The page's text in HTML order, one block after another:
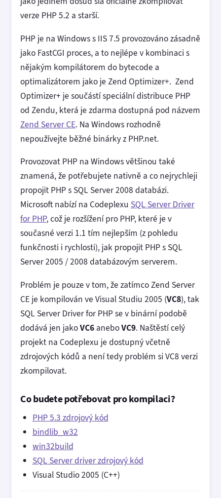
verze PHP 5.2 a starší.
PHP je na Windows s IIS 7.5 provozováno zásadně
jako FastCGI proces, a to nejlépe v kombinaci s
nějakým kompilátorem do bytecode a
optimalizátorem jako je Zend Optimizer+. Zend
Optimizer+ je součástí speciální distribuce PHP
od Zendu, která je zdarma dostupná pod názvem
Zend Server CE. Na Windows rozhodně
nepoužívejte běžné binárky z PHP.net.
Provozovat PHP na Windows většinou také
znamená, že potřebujete nativně a co nejrychleji
propojit PHP s SQL Server 2008 databázi.
Microsoft nabízí na Codeplexu SQL Server Driver
for PHP, což je rozšížení pro PHP, které je v
současné verzi 1.1 tím nejlepším (z pohledu
funkčnosti i rychlosti), jak propojit PHP s SQL
Server 2005 / 2008 databázovým serverem.
Problém je pouze v tom, že zatímco Zend Server
CE je kompilován ve Visual Studiu 2005 (VC8), tak
SQL Server Driver for PHP se v binární podobě
dodává jen jakoVC6 aneboVC9. Naštěstí celý
projekt na Codeplexu je dostupný včetně
zdrojových kódů a není tedy problém si VC8 verzi
zkompilovat.
Co budete potřebovat pro kompilaci?
PHP 5.3 zdrojový kód
bindlib_w32
win32build
SQL Server driver zdrojový kód
Visual Studio 2005 (C++)